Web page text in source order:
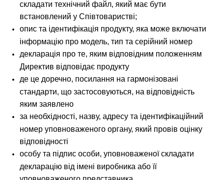
складати технічний файл, який має бути
встановлений у Співтоваристві;
опис та ідентифікація продукту, яка може включати
інформацію про модель, тип та серійний номер
декларація про те, яким відповідним положенням
Директив відповідає продукту
де це доречно, посилання на гармонізовані
стандарти, що застосовуються, на відповідність
яким заявлено
за необхідності, назву, адресу та ідентифікаційний
номер уповноваженого органу, який провів оцінку
відповідності
особу та підпис особи, уповноваженої складати
декларацію від імені виробника або її